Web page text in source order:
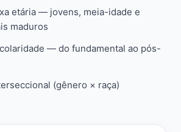
etária — jovens, meia-idade e
maduros
— do fundamental ao pós-
(gênero × raça)